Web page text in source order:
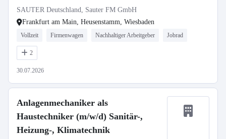
Sanitärtechnik
SAUTER Deutschland, Sauter FM GmbH
Frankfurt am Main, Heusenstamm, Wiesbaden
Vollzeit Firmenwagen Nachhaltiger Arbeitgeber Jobrad
2
30.07.2026
Anlagenmechaniker als
Haustechniker (m/w/d) Sanitär-,
Heizung-, Klimatechnik